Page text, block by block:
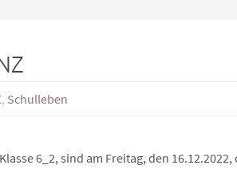
, Schulleben
6_2, sind am Freitag, den 16.12.2022,